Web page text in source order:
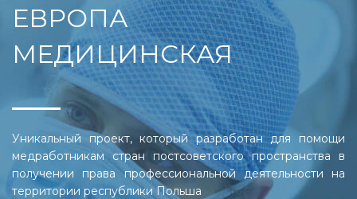
ЕВРОПА
МЕДИЦИНСКАЯ
Уникальный проект, который разработан для помощи
медработникам стран постсоветского пространства в
получении права профессиональной деятельности на
территории республики Польша